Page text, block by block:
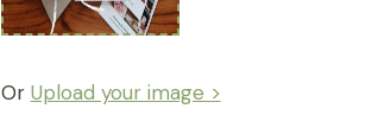
Or Upload your image >